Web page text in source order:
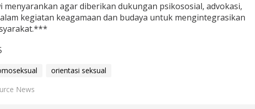
menyarankan agar diberikan dukungan psikososial, advokasi,
kegiatan keagamaan dan budaya untuk mengintegrasikan
orientasi seksual
News